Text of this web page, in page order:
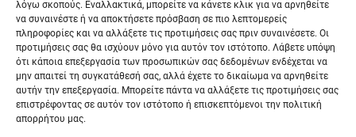
λόγω σκοπούς. Εναλλακτικά, μπορείτε να κάνετε κλικ για να αρνηθείτε
να συναινέστε ή να αποκτήσετε πρόσβαση σε πιο λεπτομερείς
πληροφορίες και να αλλάξετε τις προτιμήσεις σας πριν συναινέσετε. Οι
προτιμήσεις σας θα ισχύουν μόνο για αυτόν τον ιστότοπο. Λάβετε υπόψη
ότι κάποια επεξεργασία των προσωπικών σας δεδομένων ενδέχεται να
μην απαιτεί τη συγκατάθεσή σας, αλλά έχετε το δικαίωμα να αρνηθείτε
αυτήν την επεξεργασία. Μπορείτε πάντα να αλλάξετε τις προτιμήσεις σας
επιστρέφοντας σε αυτόν τον ιστότοπο ή επισκεπτόμενοι την πολιτική
απορρήτου μας.